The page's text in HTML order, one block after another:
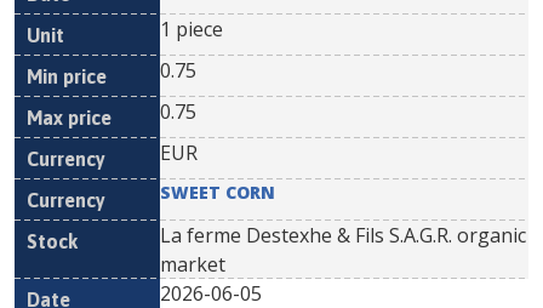
1 piece
0.75
0.75
EUR
SWEET CORN
La ferme Destexhe & Fils S.A.G.R. organic
market
2026-06-05